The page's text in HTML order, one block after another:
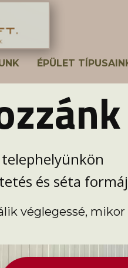
ÉPÜLET
és séta
véglegessé,